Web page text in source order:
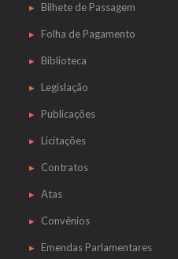
Bilhete de Passagem
Folha de Pagamento
Biblioteca
Legislação
Publicações
Licitações
Contratos
Atas
Convênios
Emendas Parlamentares